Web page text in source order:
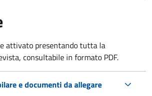
attivato presentando tutta la
consultabile in formato PDF.
e documenti da allegare